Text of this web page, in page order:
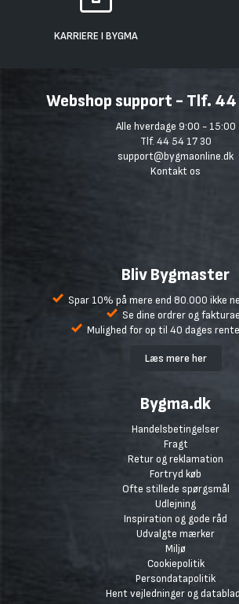
KARRIERE I BYGMA
Webshop support - Tlf.
Alle hverdage 9:00 - 15:00
Tlf. 44 54 17 30
support@bygmaonline.dk
Kontakt os
Bliv Bygmaster
Spar 10% på mere end 80.000 ikke
Se dine ordrer og
Mulighed for op til 40 dages
Læs mere her
Bygma.dk
Handelsbetingelser
Fragt
Retur og reklamation
Fortryd køb
Ofte stillede spørgsmål
Udlejning
Inspiration og gode råd
Udvalgte mærker
Miljø
Cookiepolitik
Persondatapolitik
Hent vejledninger og